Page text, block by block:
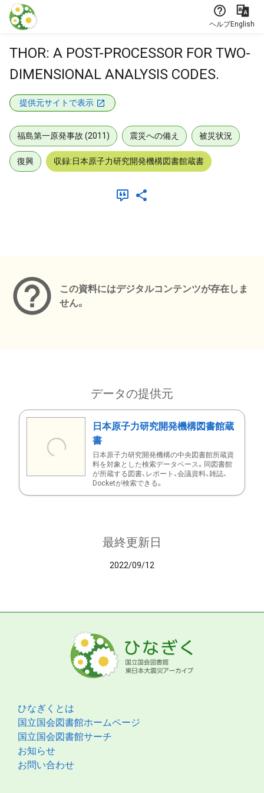
本文に飛ぶ
ヘルプEnglish
THOR: A POST-PROCESSOR FOR TWO-
DIMENSIONAL ANALYSIS CODES.
提供元サイトで表示
福島第一原発事故 (2011) 震災への備え 被災状況
復興 収録:日本原子力研究開発機構図書館蔵書
この資料にはデジタルコンテンツが存在しま
せん。
データの提供元
日本原子力研究開発機構図書館蔵
書
日本原子力研究開発機構の中央図書館所蔵資
料を対象とした検索データベース。同図書館
が所蔵する図書、レポート、会議資料、雑誌、
Docketが検索できる。
最終更新日
2022/09/12
ひなぎくとは
国立国会図書館ホームページ
国立国会図書館サーチ
お知らせ
お問い合わせ